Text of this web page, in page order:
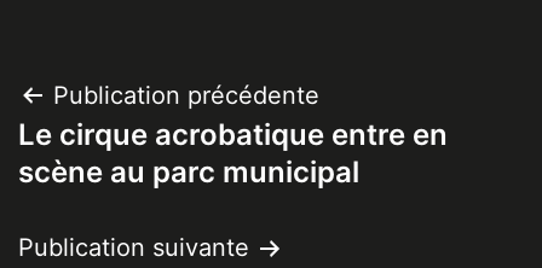
Navigation
de
Publication précédente
Le cirque acrobatique entre en
scène au parc municipal
Publication suivante